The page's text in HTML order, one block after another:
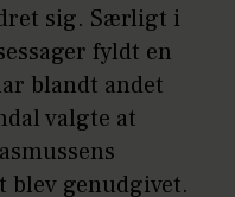
sig. Særligt i
fyldt en
blandt andet
valgte at
genudgivet.